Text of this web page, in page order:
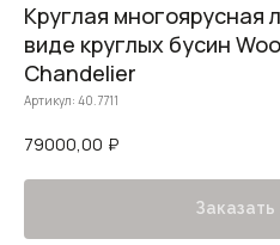
Круглая многоярусная
виде круглых бусин
Chandelier
Артикул: 40.7711
79000,00 ₽
Заказать